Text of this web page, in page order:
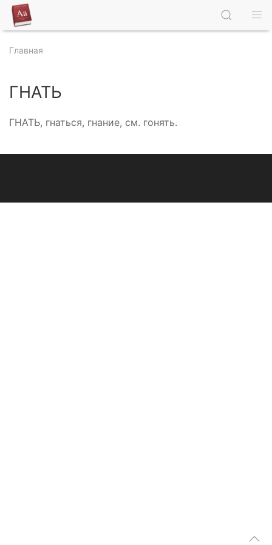
Главная
ГНАТЬ
ГНАТЬ, гнаться, гнание, см. гонять.